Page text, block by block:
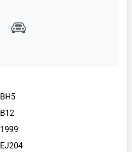
BH5
B12
1999
EJ204